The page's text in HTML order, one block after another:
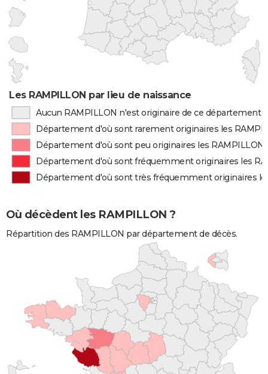
Les RAMPILLON par lieu de naissance
Aucun RAMPILLON n'est originaire de ce département
Département d'où sont rarement originaires les
Département d'où sont peu originaires les RAMPILLON
Département d'où sont fréquemment originaires les
Département d'où sont très fréquemment originaires
Où décèdent les RAMPILLON ?
Répartition des RAMPILLON par département de décès.